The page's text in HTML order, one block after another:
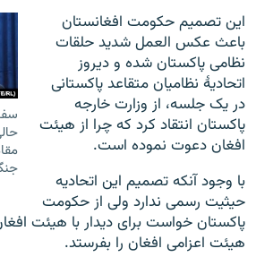
این تصمیم حکومت افغانستان
باعث عکس العمل شدید حلقات
نظامی پاکستان شده و دیروز
اتحادیۀ نظامیان متقاعد پاکستانی
در یک جلسه، از وزارت خارجه
پاکستان انتقاد کرد که چرا از هیئت
افغان دعوت نموده است.
با وجود آنکه تصمیم این اتحادیه
حیثیت رسمی ندارد ولی از حکومت
پاکستان خواست برای دیدار با هیئت
هیئت اعزامی افغان را بفرستد.